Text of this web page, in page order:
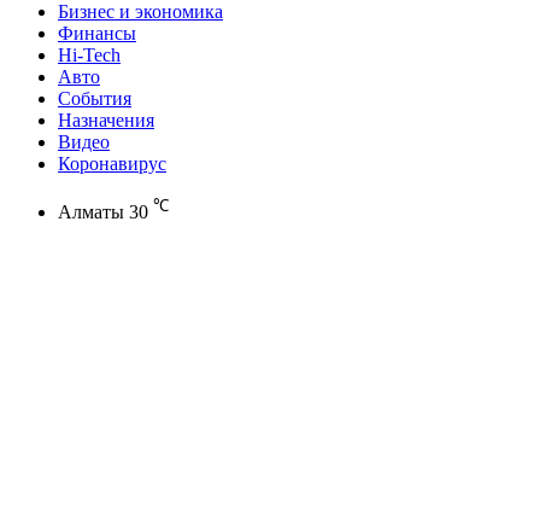
Бизнес и экономика
Финансы
Hi-Tech
Авто
События
Назначения
Видео
Коронавирус
Алматы 30 ℃